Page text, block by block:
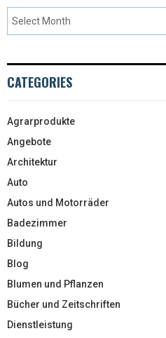
CATEGORIES
Agrarprodukte
Angebote
Architektur
Auto
Autos und Motorräder
Badezimmer
Bildung
Blog
Blumen und Pflanzen
Bücher und Zeitschriften
Dienstleistung